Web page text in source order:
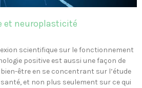
et neuroplasticité
scientifique sur le fonctionnement
positive est aussi une façon de
être en se concentrant sur l’étude
et non plus seulement sur ce qui